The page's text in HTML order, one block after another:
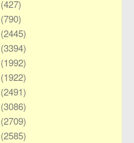
(427)
(790)
(2445)
(3394)
(1992)
(1922)
(2491)
(3086)
(2709)
(2585)